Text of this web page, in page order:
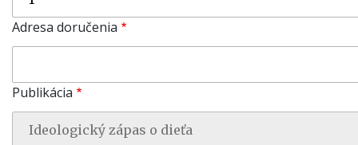
Adresa doručenia
Publikácia